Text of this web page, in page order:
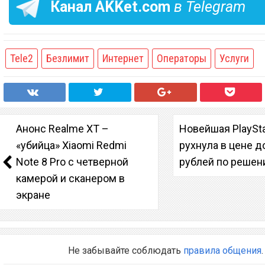
Канал AKKet.com в Telegram
Tele2 Безлимит Интернет Операторы Услуги
Анонс Realme XT –
«убийца» Xiaomi Redmi
Note 8 Pro с четверной
камерой и сканером в
экране
Новейшая
рухнула в цене
рублей по
Не забывайте соблюдать правила общения.